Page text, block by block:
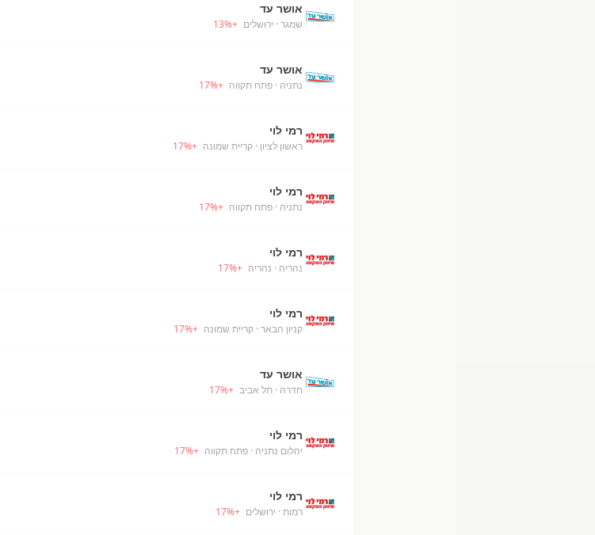
אושר עד
שמגר · ירושלים +
13%
אושר עד
נתניה · פתח תקווה +
17%
רמי לוי
ראשון לציון · קריית שמונה +
17%
רמי לוי
נתניה · פתח תקווה +
17%
רמי לוי
נהריה · נהריה +
17%
רמי לוי
קניון הבאר · קריית שמונה +
17%
אושר עד
חדרה · תל אביב +
17%
רמי לוי
יהלום נתניה · פתח תקווה +
17%
רמי לוי
רמות · ירושלים +
17%